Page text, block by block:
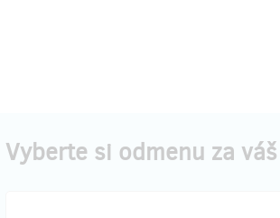
Vyberte si odmenu za